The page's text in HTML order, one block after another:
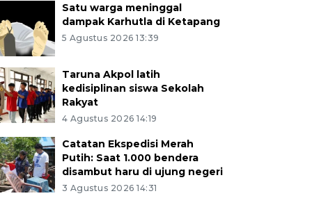
Satu warga meninggal
dampak Karhutla di Ketapang
5 Agustus 2026 13:39
Taruna Akpol latih
kedisiplinan siswa Sekolah
Rakyat
4 Agustus 2026 14:19
Catatan Ekspedisi Merah
Putih: Saat 1.000 bendera
disambut haru di ujung negeri
3 Agustus 2026 14:31